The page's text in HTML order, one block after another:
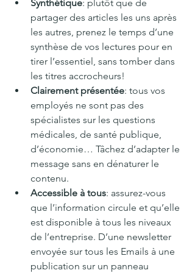
Synthétique: plutôt que de
partager des articles les uns après
les autres, prenez le temps d’une
synthèse de vos lectures pour en
tirer l’essentiel, sans tomber dans
les titres accrocheurs!
Clairement présentée: tous vos
employés ne sont pas des
spécialistes sur les questions
médicales, de santé publique,
d’économie… Tâchez d’adapter le
message sans en dénaturer le
contenu.
Accessible à tous: assurez-vous
que l’information circule et qu’elle
est disponible à tous les niveaux
de l’entreprise. D’une newsletter
envoyée sur tous les Emails à une
publication sur un panneau